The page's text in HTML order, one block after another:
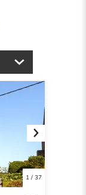
Next
1/ 37